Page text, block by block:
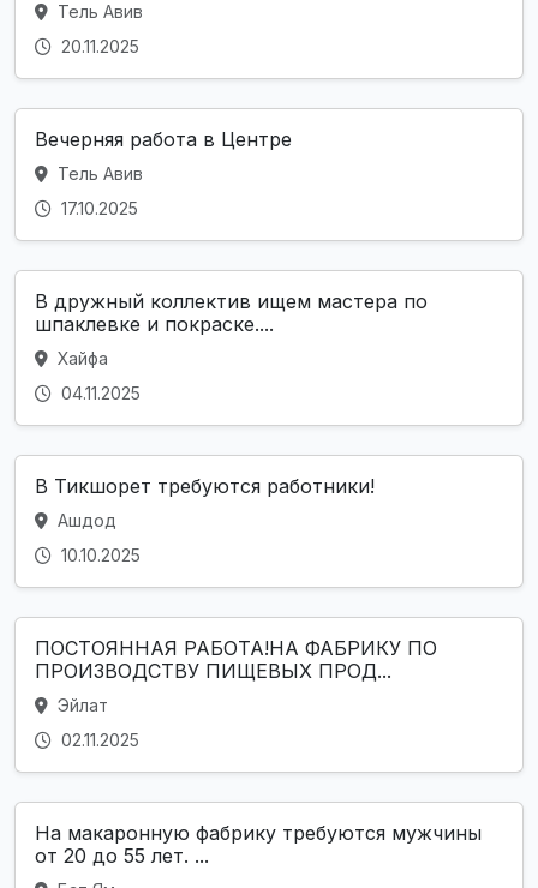
Тель Авив
20.11.2025
Вечерняя работа в Центре
Тель Авив
17.10.2025
В дружный коллектив ищем мастера по
шпаклевке и покраске....
Хайфа
04.11.2025
В Тикшорет требуются работники!
Ашдод
10.10.2025
ПОСТОЯННАЯ РАБОТА!НА ФАБРИКУ ПО
ПРОИЗВОДСТВУ ПИЩЕВЫХ ПРОД...
Эйлат
02.11.2025
На макаронную фабрику требуются мужчины
от 20 до 55 лет. ...